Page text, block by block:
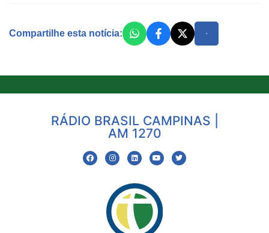
Compartilhe esta notícia:
RÁDIO BRASIL CAMPINAS |
AM 1270